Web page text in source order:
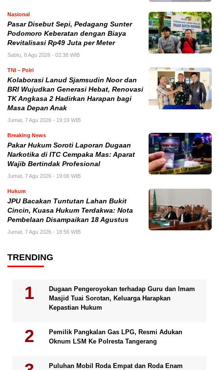
Nasional
Pasar Disebut Sepi, Pedagang Sunter
Podomoro Keberatan dengan Biaya
Revitalisasi Rp49 Juta per Meter
Sabtu, 8 Agu 2026 - 02:38 WIB
TNI – Polri
Kolaborasi Lanud Sjamsudin Noor dan
BRI Wujudkan Generasi Hebat, Renovasi
TK Angkasa 2 Hadirkan Harapan bagi
Masa Depan Anak
Jumat, 7 Agu 2026 - 19:19 WIB
Breaking News
Pakar Hukum Soroti Laporan Dugaan
Narkotika di ITC Cempaka Mas: Aparat
Wajib Bertindak Profesional
Jumat, 7 Agu 2026 - 19:06 WIB
Hukum
JPU Bacakan Tuntutan Lahan Bukit
Cincin, Kuasa Hukum Terdakwa: Nota
Pembelaan Disampaikan 18 Agustus
Jumat, 7 Agu 2026 - 18:56 WIB
TRENDING
Dugaan Pengeroyokan terhadap Guru dan Imam
Masjid Tuai Sorotan, Keluarga Harapkan
Kepastian Hukum
Pemilik Pangkalan Gas LPG, Resmi Adukan
Oknum LSM Ke Polresta Tangerang
Puluhan Mobil Roda Empat dan Roda Enam